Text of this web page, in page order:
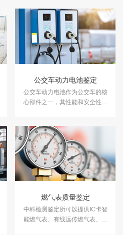
公交车动力电池鉴定
公交车动力电池作为公交车的核
心部件之一，其性能和安全性对
务。
燃气表质量鉴定
中科检测鉴定所可以提供IC卡智
能燃气表、有线远传燃气表、无